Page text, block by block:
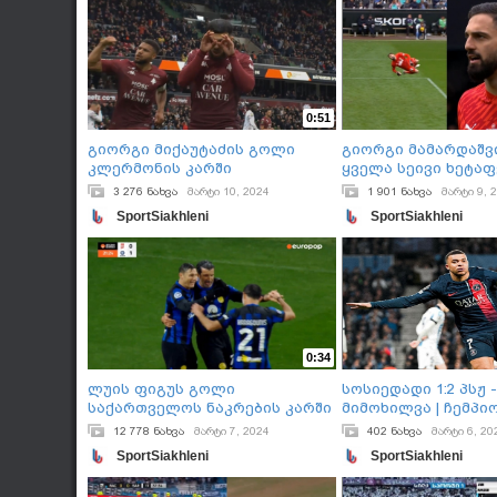
0:51
გიორგი მიქაუტაძის გოლი
კლერმონის კარში
3 276 ნახვა მარტი 10, 2024
SportSiakhleni
გიორგი
ყველა სეივი
1 901 ნახვა მარტი 9,
SportSiakhleni
0:34
ლუის ფიგუს გოლი
საქართველოს ნაკრების კარში
12 778 ნახვა მარტი 7, 2024
SportSiakhleni
სოსიედადი 1:2 პსჟ -
მიმოხილვა |
402 ნახვა მარტი 6,
SportSiakhleni